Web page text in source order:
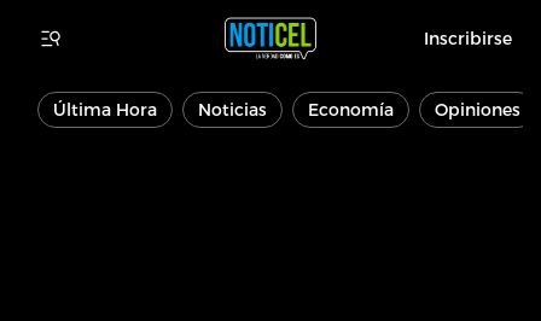
Inscribirse
Última Hora Noticias Economía Opiniones